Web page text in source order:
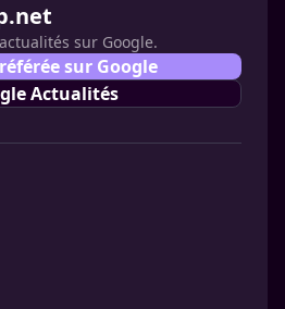
sur Google.
sur Google
Actualités